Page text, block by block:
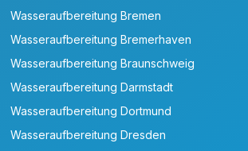
Wasseraufbereitung Bremen
Wasseraufbereitung Bremerhaven
Wasseraufbereitung Braunschweig
Wasseraufbereitung Darmstadt
Wasseraufbereitung Dortmund
Wasseraufbereitung Dresden